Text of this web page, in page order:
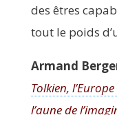
des êtres
tout le poids
Armand
Tol­kien,
l’aune de